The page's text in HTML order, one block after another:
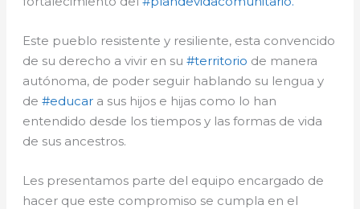
Este pueblo resistente y resiliente, esta convencido
de su derecho a vivir en su#territorio de manera
autónoma, de poder seguir hablando su lengua y
de#educar a sus hijos e hijas como lo han
entendido desde los tiempos y las formas de vida
de sus ancestros.
Les presentamos parte del equipo encargado de
hacer que este compromiso se cumpla en el